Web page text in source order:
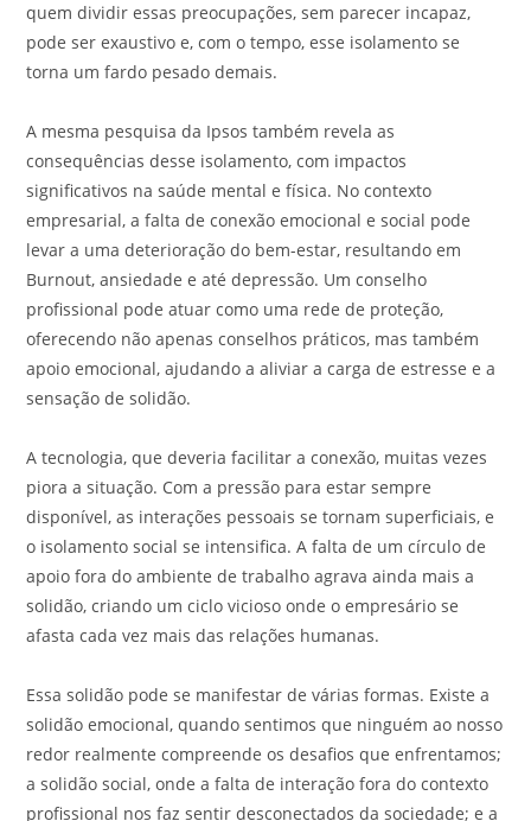
quem dividir essas preocupações, sem parecer incapaz,
pode ser exaustivo e, com o tempo, esse isolamento se
torna um fardo pesado demais.
A mesma pesquisa da Ipsos também revela as
consequências desse isolamento, com impactos
significativos na saúde mental e física. No contexto
empresarial, a falta de conexão emocional e social pode
levar a uma deterioração do bem-estar, resultando em
Burnout, ansiedade e até depressão. Um conselho
profissional pode atuar como uma rede de proteção,
oferecendo não apenas conselhos práticos, mas também
apoio emocional, ajudando a aliviar a carga de estresse e a
sensação de solidão.
A tecnologia, que deveria facilitar a conexão, muitas vezes
piora a situação. Com a pressão para estar sempre
disponível, as interações pessoais se tornam superficiais, e
o isolamento social se intensifica. A falta de um círculo de
apoio fora do ambiente de trabalho agrava ainda mais a
solidão, criando um ciclo vicioso onde o empresário se
afasta cada vez mais das relações humanas.
Essa solidão pode se manifestar de várias formas. Existe a
solidão emocional, quando sentimos que ninguém ao nosso
redor realmente compreende os desafios que enfrentamos;
a solidão social, onde a falta de interação fora do contexto
profissional nos faz sentir desconectados da sociedade; e a